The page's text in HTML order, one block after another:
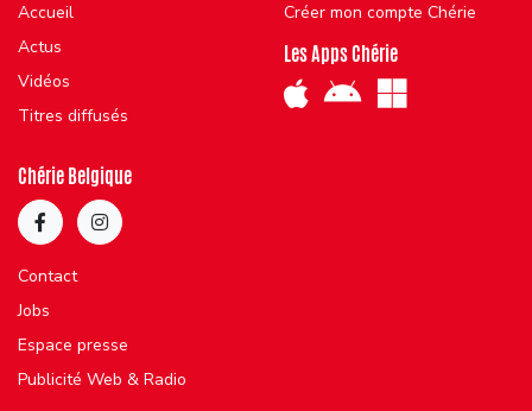
Accueil
Actus
Vidéos
Titres diffusés
Créer mon compte Chérie
Les Apps Chérie
Chérie Belgique
Contact
Jobs
Espace presse
Publicité Web & Radio